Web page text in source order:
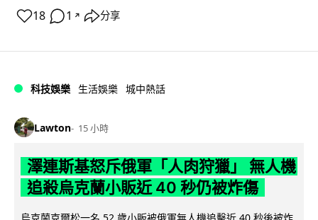
18 1 ↗ 分享
科技娛樂 生活娛樂 城中熱話
Lawton 15 小時
澤連斯基怒斥俄軍「人肉狩獵」 無人機
追殺烏克蘭小販近 40 秒仍被炸傷